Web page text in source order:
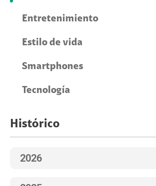
Entretenimiento
Estilo de vida
Smartphones
Tecnología
Histórico
2026